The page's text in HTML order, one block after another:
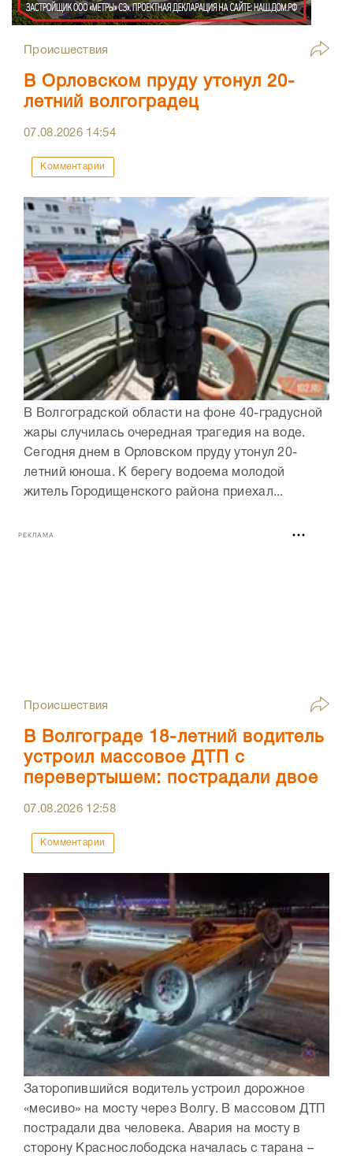
Происшествия
В Орловском пруду утонул 20-
летний волгоградец
07.08.2026 14:54
Комментарии
В Волгоградской области на фоне 40-градусной
жары случилась очередная трагедия на воде.
Сегодня днем в Орловском пруду утонул 20-
летний юноша. К берегу водоема молодой
житель Городищенского района приехал...
РЕКЛАМА
Происшествия
В Волгограде 18-летний водитель
устроил массовое ДТП с
перевертышем: пострадали двое
07.08.2026 12:58
Комментарии
Заторопившийся водитель устроил дорожное
«месиво» на мосту через Волгу. В массовом ДТП
пострадали два человека. Авария на мосту в
сторону Краснослободска началась с тарана –